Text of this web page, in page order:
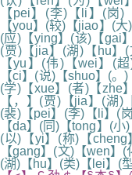
【pei】(李)【li】(岗
【you】(较)【jiao】(
(应)【ying】(该)【gai
(贾)【jia】(湖)【hu】
【yu】(伟)【wei】(
【ci】(说)【shuo】(。
(学)【xue】(者)【zhe
【，】(贾)【jia】(湖)
(裴)【pei】(李)【li】(
【da】(同)【tong】(
(以)【yi】(称)【
【gang】(文)【wen】(
(湖)【hu】(类)【lei】(